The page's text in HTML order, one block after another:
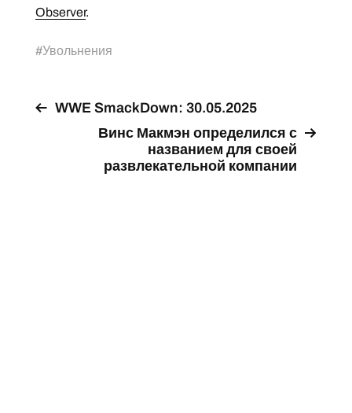
Observer.
#Увольнения
WWE SmackDown: 30.05.2025
Винс Макмэн определился с
названием для своей
развлекательной компании